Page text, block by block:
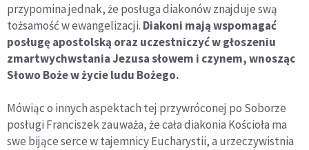
przypomina jednak, że posługa diakonów znajduje swą
tożsamość w ewangelizacji. Diakoni mają wspomagać
posługę apostolską oraz uczestniczyć w głoszeniu
zmartwychwstania Jezusa słowem i czynem, wnosząc
Słowo Boże w życie ludu Bożego.
Mówiąc o innych aspektach tej przywróconej po Soborze
posługi Franciszek zauważa, że cała diakonia Kościoła ma
swe bijące serce w tajemnicy Eucharystii, a urzeczywistnia